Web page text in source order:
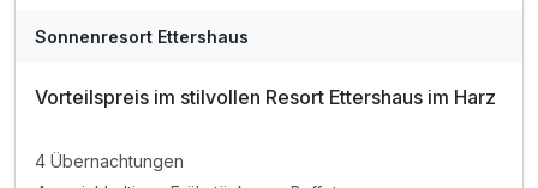
Sonnenresort Ettershaus
Vorteilspreis im stilvollen Resort Ettershaus im Harz
4 Übernachtungen